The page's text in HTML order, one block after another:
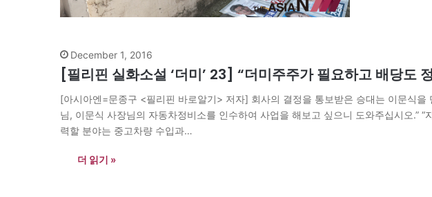
December 1, 2016
[필리핀 실화소설 ‘더미’ 23] “더미주주가 필요하고 배당도
[아시아엔=문종구 <필리핀 바로알기> 저자] 회사의 결정을 통보받은 승대는 이문식
님, 이문식 사장님의 자동차정비소를 인수하여 사업을 해보고 싶으니 도와주십시오.”
력할 분야는 중고차량 수입과…
더 읽기 »